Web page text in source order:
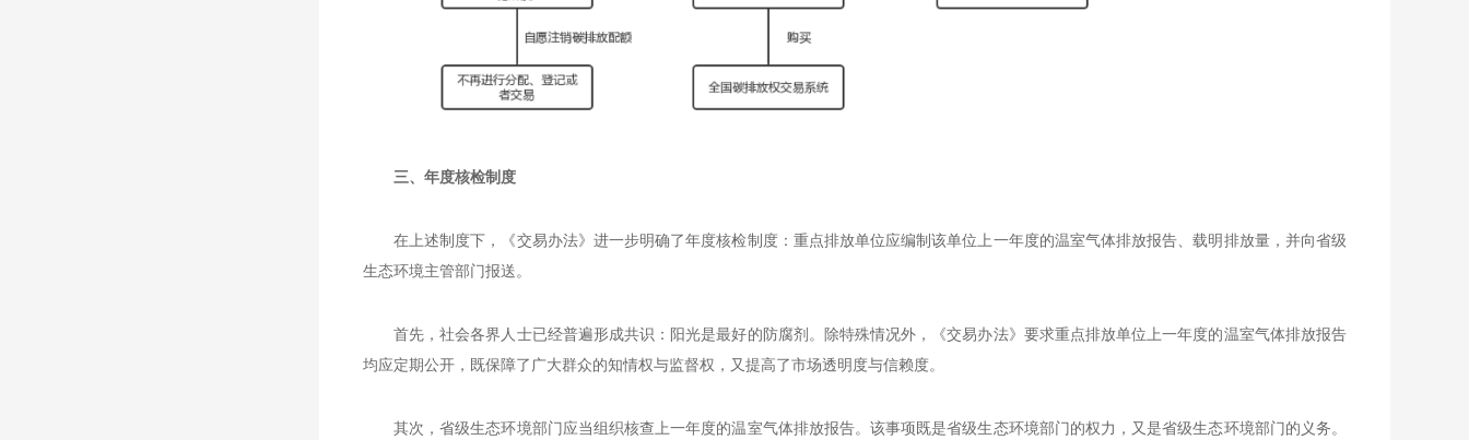
三、年度核检制度
在上述制度下，《交易办法》进一步明确了年度核检制度：重点排放单位应编制该单位上一年度的温室气体排放报告、载明排放量，并向省级
生态环境主管部门报送。
首先，社会各界人士已经普遍形成共识：阳光是最好的防腐剂。除特殊情况外，《交易办法》要求重点排放单位上一年度的温室气体排放报告
均应定期公开，既保障了广大群众的知情权与监督权，又提高了市场透明度与信赖度。
其次，省级生态环境部门应当组织核查上一年度的温室气体排放报告。该事项既是省级生态环境部门的权力，又是省级生态环境部门的义务。